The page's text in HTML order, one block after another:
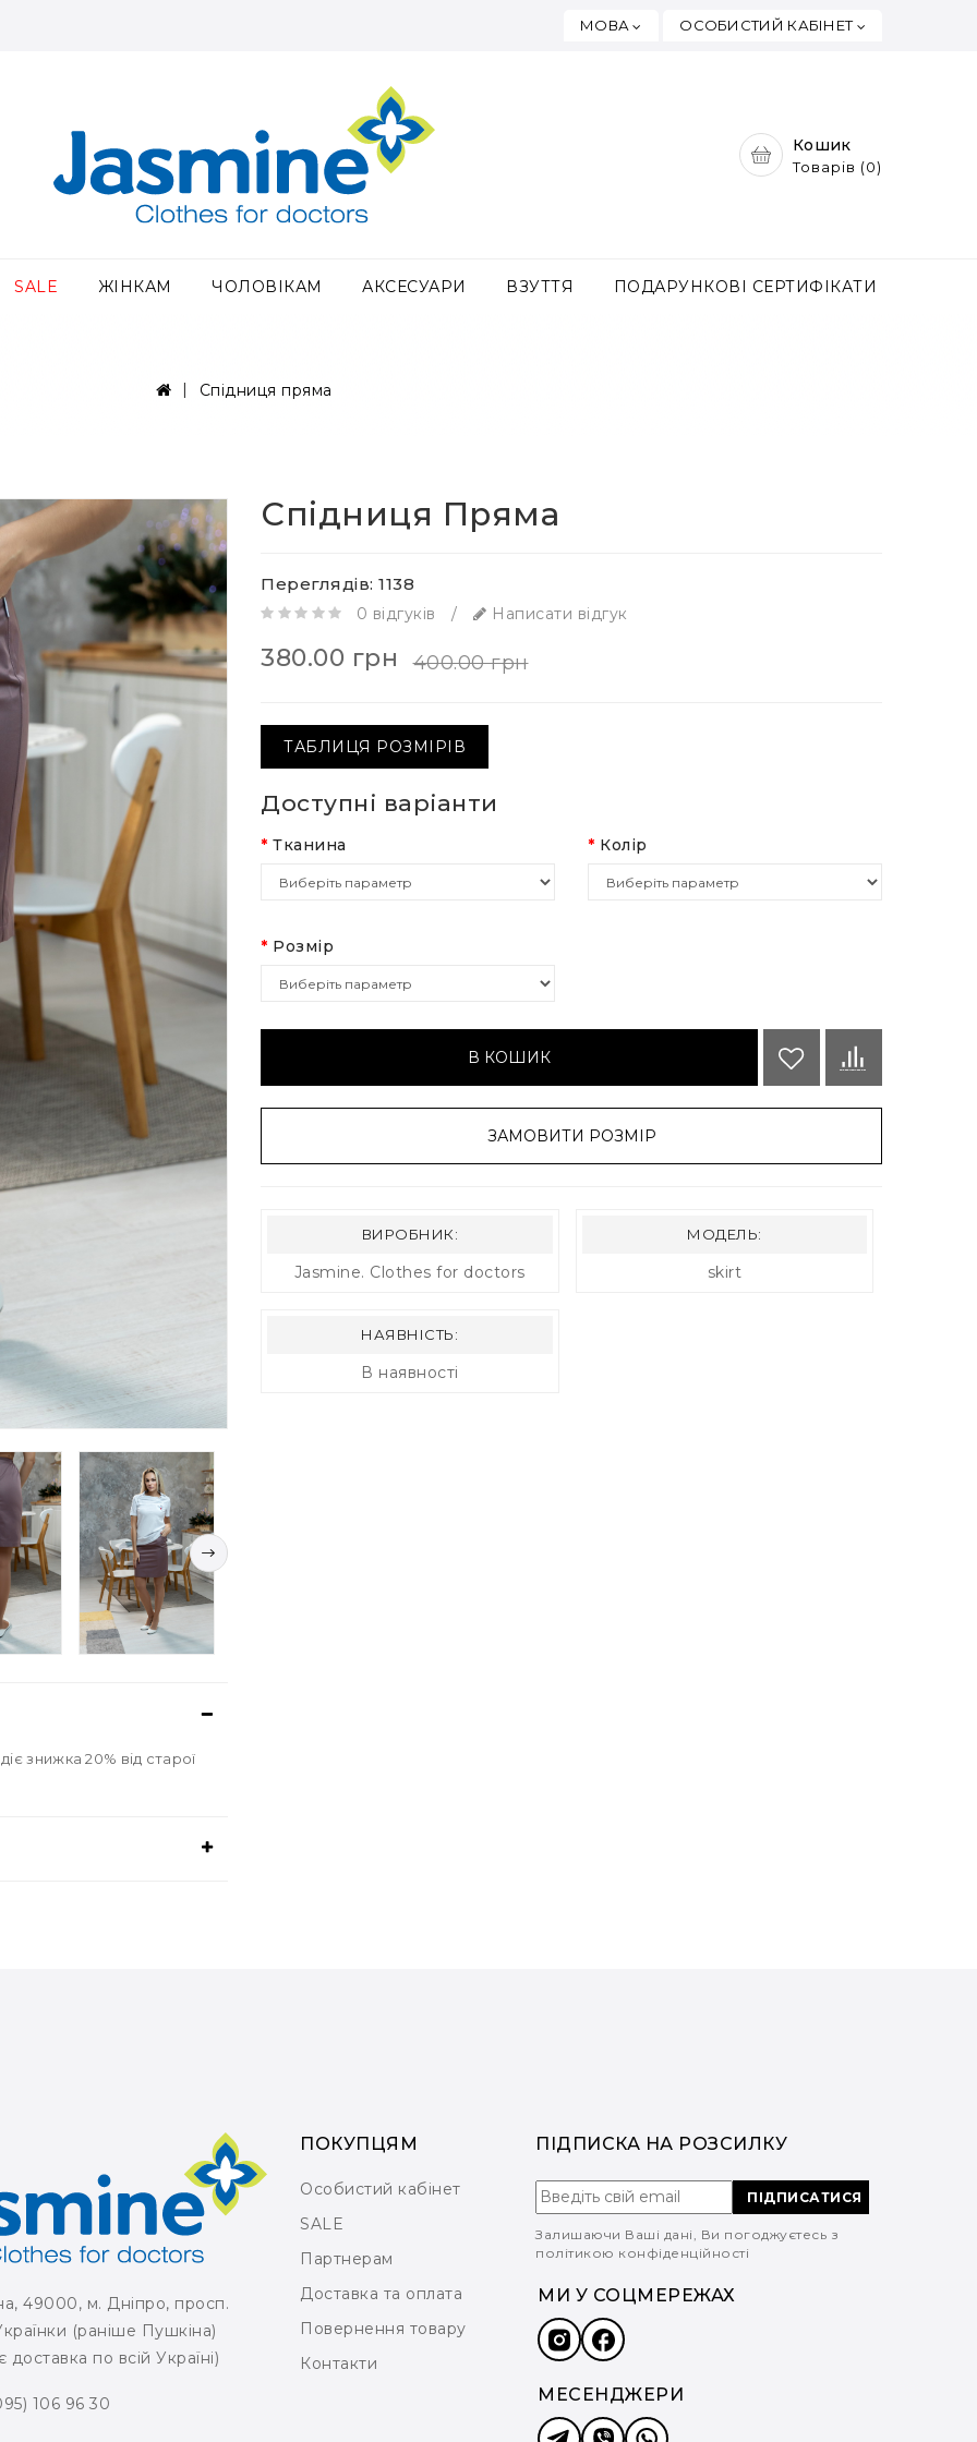
МОВА ОСОБИСТИЙ КАБІНЕТ
Кошик
Товарів (0)
SALE ЖІНКАМ ЧОЛОВІКАМ АКСЕСУАРИ ВЗУТТЯ ПОДАРУНКОВІ СЕРТИФІКАТИ
Спідниця пряма
знижка 20% від старої
Спідниця Пряма
Переглядів: 1138
0 відгуків / Написати відгук
380.00 грн 400.00 грн
ТАБЛИЦЯ РОЗМІРІВ
Доступні варіанти
Тканина Колір
Розмір
В КОШИК
ЗАМОВИТИ РОЗМІР
ВИРОБНИК:
Jasmine. Clothes for doctors
МОДЕЛЬ:
skirt
НАЯВНІСТЬ:
В наявності
49000, м. Дніпро, просп.
(раніше Пушкіна)
доставка по всій Україні)
106 96 30
ПОКУПЦЯМ
Особистий кабінет
SALE
Партнерам
Доставка та оплата
Повернення товару
Контакти
ПІДПИСКА НА РОЗСИЛКУ
ПІДПИСАТИСЯ
Залишаючи Ваші дані, Ви погоджуєтесь з
політикою конфіденційності
МИ У СОЦМЕРЕЖАХ
МЕСЕНДЖЕРИ